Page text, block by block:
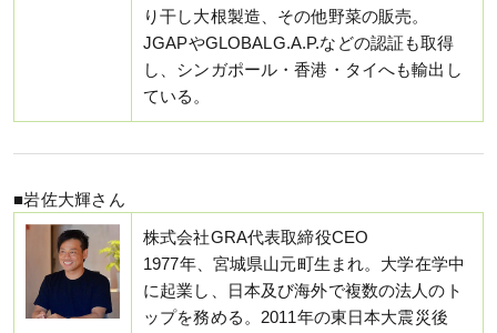
り干し大根製造、その他野菜の販売。
JGAPやGLOBALG.A.P.などの認証も取得
し、シンガポール・香港・タイへも輸出し
ている。
■岩佐大輝さん
株式会社GRA代表取締役CEO
1977年、宮城県山元町生まれ。大学在学中
に起業し、日本及び海外で複数の法人のト
ップを務める。2011年の東日本大震災後